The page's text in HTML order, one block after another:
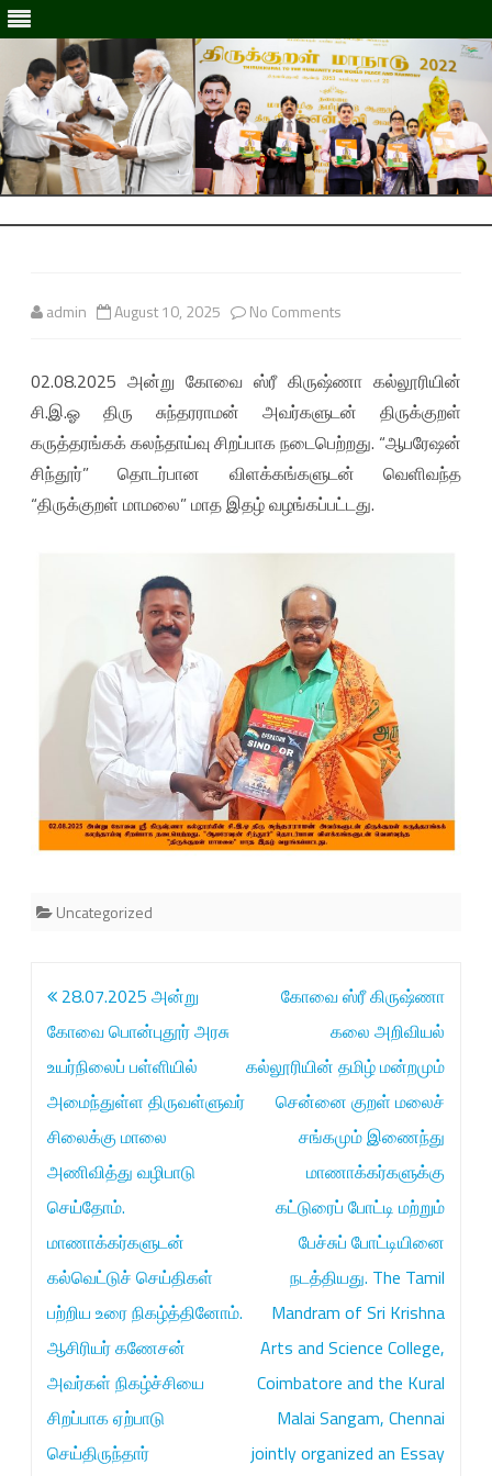
to
admin August 10, 2025 No Comments
0
.
0
0
2
5
அ
ன்
று
ரீ
கி
ரு
ஷ்
க
ல்
லூ
ரி
யி
ன்
சி
.
02.08.2025 அன்று கோவை ஸ்ரீ கிருஷ்ணா கல்லூரியின்
சி.இ.ஓ திரு சுந்தரராமன் அவர்களுடன் திருக்குறள்
கருத்தரங்கக் கலந்தாய்வு சிறப்பாக நடைபெற்றது. “ஆபரேஷன்
சிந்தூர்” தொடர்பான விளக்கங்களுடன் வெளிவந்த
“திருக்குறள் மாமலை” மாத இதழ் வழங்கப்பட்டது.
Uncategorized
Post
navigation
28.07.2025 அன்று
கோவை பொன்புதூர் அரசு
உயர்நிலைப் பள்ளியில்
அமைந்துள்ள திருவள்ளுவர்
சிலைக்கு மாலை
அணிவித்து வழிபாடு
செய்தோம்.
மாணாக்கர்களுடன்
கல்வெட்டுச் செய்திகள்
பற்றிய உரை நிகழ்த்தினோம்.
ஆசிரியர் கணேசன்
அவர்கள் நிகழ்ச்சியை
சிறப்பாக ஏற்பாடு
செய்திருந்தார்
கோவை ஸ்ரீ கிருஷ்ணா
கலை அறிவியல்
கல்லூரியின் தமிழ் மன்றமும்
சென்னை குறள் மலைச்
சங்கமும் இணைந்து
மாணாக்கர்களுக்கு
கட்டுரைப் போட்டி மற்றும்
பேச்சுப் போட்டியினை
நடத்தியது. The Tamil
Mandram of Sri Krishna
Arts and Science College,
Coimbatore and the Kural
Malai Sangam, Chennai
jointly organized an Essay